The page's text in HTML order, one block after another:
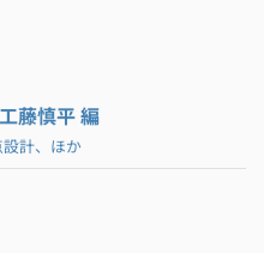
藤慎平 編
計、ほか